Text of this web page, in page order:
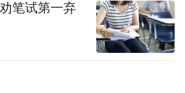
笔试第一弃